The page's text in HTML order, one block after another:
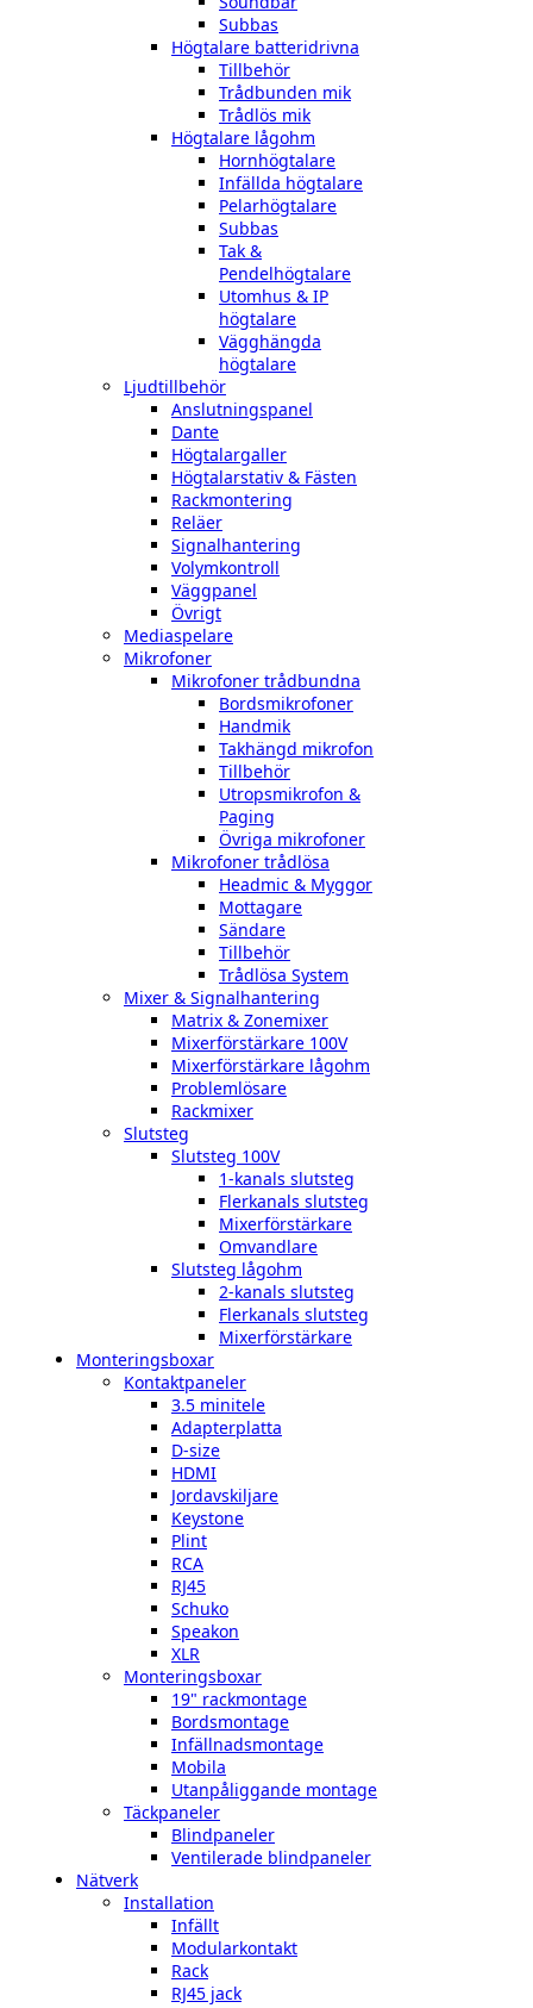
Subbas
Högtalare batteridrivna
Tillbehör
Trådbunden mik
Trådlös mik
Högtalare lågohm
Hornhögtalare
Infällda högtalare
Pelarhögtalare
Subbas
Tak &
Pendelhögtalare
Utomhus & IP
högtalare
Vägghängda
högtalare
Ljudtillbehör
Anslutningspanel
Dante
Högtalargaller
Högtalarstativ & Fästen
Rackmontering
Reläer
Signalhantering
Volymkontroll
Väggpanel
Övrigt
Mediaspelare
Mikrofoner
Mikrofoner trådbundna
Bordsmikrofoner
Handmik
Takhängd mikrofon
Tillbehör
Utropsmikrofon &
Paging
Övriga mikrofoner
Mikrofoner trådlösa
Headmic & Myggor
Mottagare
Sändare
Tillbehör
Trådlösa System
Mixer & Signalhantering
Matrix & Zonemixer
Mixerförstärkare 100V
Mixerförstärkare lågohm
Problemlösare
Rackmixer
Slutsteg
Slutsteg 100V
1-kanals slutsteg
Flerkanals slutsteg
Mixerförstärkare
Omvandlare
Slutsteg lågohm
2-kanals slutsteg
Flerkanals slutsteg
Mixerförstärkare
Monteringsboxar
Kontaktpaneler
3.5 minitele
Adapterplatta
D-size
HDMI
Jordavskiljare
Keystone
Plint
RCA
RJ45
Schuko
Speakon
XLR
Monteringsboxar
19" rackmontage
Bordsmontage
Infällnadsmontage
Mobila
Utanpåliggande montage
Täckpaneler
Blindpaneler
Ventilerade blindpaneler
Nätverk
Installation
Infällt
Modularkontakt
Rack
RJ45 jack